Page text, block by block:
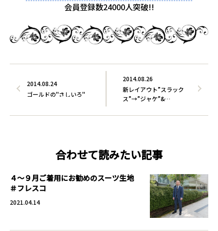
会員登録数24000人突破!!
2014.08.26
新レイアウト”スラック
ス”→”ジャケ”&…
2014.08.24
ゴールドの"さしいろ"
合わせて読みたい記事
４～９月ご着用にお勧めのスーツ生地
＃フレスコ
2021.04.14